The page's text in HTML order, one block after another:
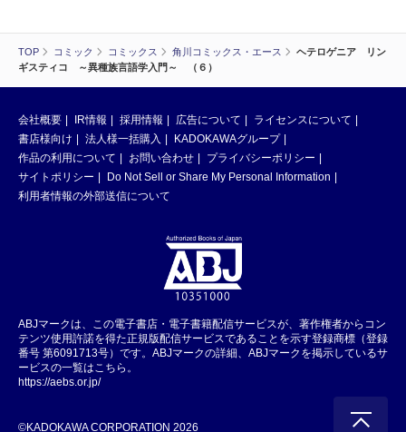
TOP コミック コミックス 角川コミックス・エース
ヘテロゲニア リン
ギスティコ ～異種族言語学入門～ （６）
会社概要 IR情報 採用情報 広告について
ライセンスについて
書店様向け
法人様一括購入
KADOKAWAグループ
作品の利用について
お問い合わせ
プライバシーポリシー
サイトポリシー
Do Not Sell or Share My Personal Information
利用者情報の外部送信について
ABJマークは、この電子書店・電子書籍配信サービスが、著作権者からコン
テンツ使用許諾を得た正規版配信サービスであることを示す登録商標（登録
番号 第6091713号）です。ABJマークの詳細、ABJマークを掲示しているサ
ービスの一覧はこちら。
https://aebs.or.jp/
©KADOKAWA CORPORATION 2026